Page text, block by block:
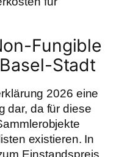
Fungible
Stadt
2026 eine
dar, da für diese
existieren. In
Einstandspreis